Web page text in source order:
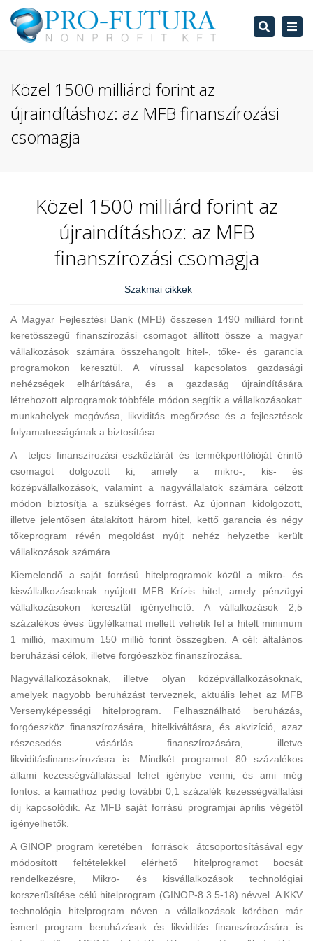
Search
Közel 1500 milliárd forint az
újraindításhoz: az MFB finanszírozási
csomagja
Közel 1500 milliárd forint az
újraindításhoz: az MFB
finanszírozási csomagja
Szakmai cikkek
A Magyar Fejlesztési Bank (MFB) összesen 1490 milliárd forint
keretösszegű finanszírozási csomagot állított össze a magyar
vállalkozások számára összehangolt hitel-, tőke- és garancia
programokon keresztül. A vírussal kapcsolatos gazdasági
nehézségek elhárítására, és a gazdaság újraindítására
létrehozott alprogramok többféle módon segítik a vállalkozásokat:
munkahelyek megóvása, likviditás megőrzése és a fejlesztések
folyamatosságának a biztosítása.
A teljes finanszírozási eszköztárát és termékportfólióját érintő
csomagot dolgozott ki, amely a mikro-, kis- és
középvállalkozások, valamint a nagyvállalatok számára célzott
módon biztosítja a szükséges forrást. Az újonnan kidolgozott,
illetve jelentősen átalakított három hitel, kettő garancia és négy
tőkeprogram révén megoldást nyújt nehéz helyzetbe került
vállalkozások számára.
Kiemelendő a saját forrású hitelprogramok közül a mikro- és
kisvállalkozásoknak nyújtott MFB Krízis hitel, amely pénzügyi
vállalkozásokon keresztül igényelhető. A vállalkozások 2,5
százalékos éves ügyfélkamat mellett vehetik fel a hitelt minimum
1 millió, maximum 150 millió forint összegben. A cél: általános
beruházási célok, illetve forgóeszköz finanszírozása.
Nagyvállalkozásoknak, illetve olyan középvállalkozásoknak,
amelyek nagyobb beruházást terveznek, aktuális lehet az MFB
Versenyképességi hitelprogram. Felhasználható beruházás,
forgóeszköz finanszírozására, hitelkiváltásra, és akvizíció, azaz
részesedés vásárlás finanszírozására, illetve
likviditásfinanszírozásra is. Mindkét programot 80 százalékos
állami kezességvállalással lehet igénybe venni, és ami még
fontos: a kamathoz pedig további 0,1 százalék kezességvállalási
díj kapcsolódik. Az MFB saját forrású programjai április végétől
igényelhetők.
A GINOP program keretében források átcsoportosításával egy
módosított feltételekkel elérhető hitelprogramot bocsát
rendelkezésre, Mikro- és kisvállalkozások technológiai
korszerűsítése célú hitelprogram (GINOP-8.3.5-18) névvel. A KKV
technológia hitelprogram néven a vállalkozások körében már
ismert program beruházások és likviditás finanszírozására is